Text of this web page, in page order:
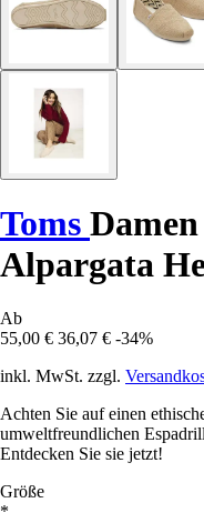
Toms
Alpargata
Ab
55,00 € 36,07 € -34%
inkl. MwSt. zzgl.
Achten Sie auf einen
umweltfreundlichen
Entdecken Sie sie jetzt!
Größe
*